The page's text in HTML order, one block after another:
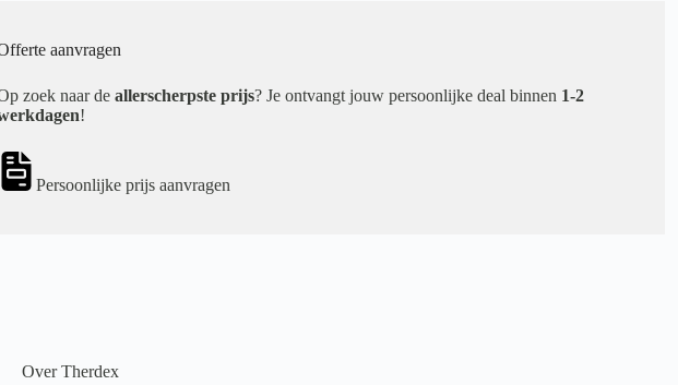
aanvragen
zoek naar de allerscherpste prijs? Je ontvangt jouw persoonlijke deal binnen 1-2
!
Persoonlijke prijs aanvragen
Over Therdex